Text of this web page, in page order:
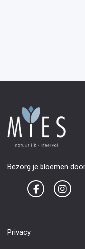
Bezorg je bloemen
Privacy